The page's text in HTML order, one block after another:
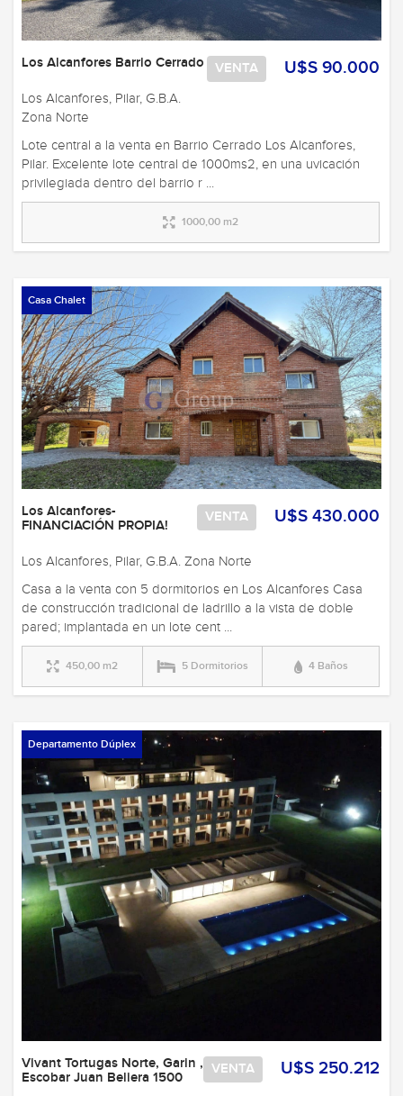
U$S 90.000
VENTA
Los Alcanfores Barrio Cerrado
Los Alcanfores, Pilar, G.B.A.
Zona Norte
Lote central a la venta en Barrio Cerrado Los Alcanfores,
Pilar. Excelente lote central de 1000ms2, en una uvicación
privilegiada dentro del barrio r ...
1000,00 m2
Casa Chalet
U$S 430.000
VENTA
Los Alcanfores-
FINANCIACIÓN PROPIA!
Los Alcanfores, Pilar, G.B.A. Zona Norte
Casa a la venta con 5 dormitorios en Los Alcanfores Casa
de construcción tradicional de ladrillo a la vista de doble
pared; implantada en un lote cent ...
450,00 m2 5 Dormitorios 4 Baños
Departamento Dúplex
U$S 250.212
VENTA
Vivant Tortugas Norte, Garin ,
Escobar Juan Beliera 1500